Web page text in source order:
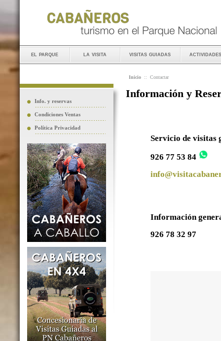
el parque la visita visitas guiadas actividades
Info. y reservas
Condiciones Ventas
Política Privacidad
Inicio :: Contactar
Información y
Servicio de visitas
926 77 53 84
Información
926 78 32 97